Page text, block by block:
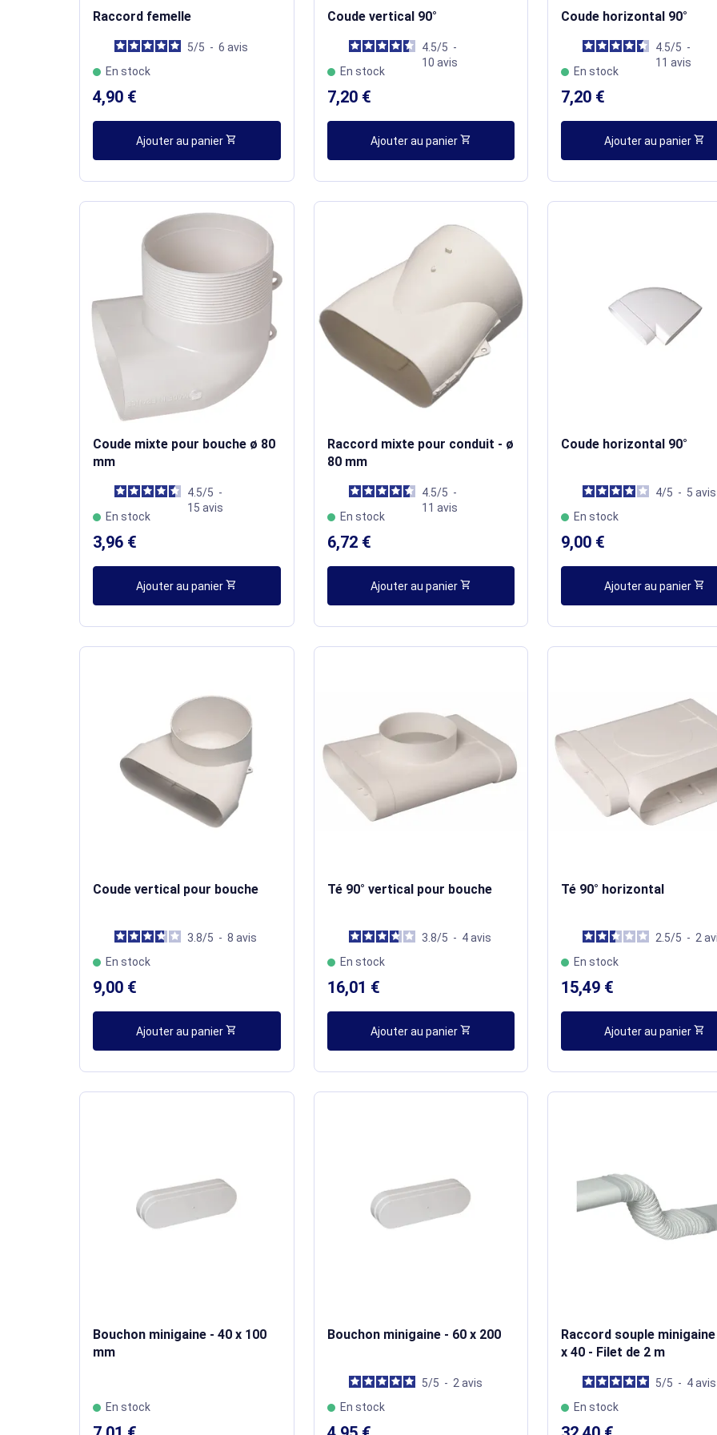
Raccord femelle
5/5 - 6avis
En stock
4,90 €
Ajouter au panier shopping_cart
Coude vertical 90°
4.5/5 -
10 avis
En stock
7,20 €
Ajouter au panier shopping_cart
Coude horizontal 90°
4.5/5 -
11avis
En stock
7,20 €
Ajouter au panier shopping_cart
Coude mixte pour bouche ø 80
mm
4.5/5 -
15avis
En stock
3,96 €
Ajouter au panier shopping_cart
Raccord mixte pour conduit - ø
80 mm
4.5/5 -
11 avis
En stock
6,72 €
Ajouter au panier shopping_cart
Coude horizontal 90°
4/5 - 5avis
En stock
9,00 €
Ajouter au panier shopping_cart
Coude vertical pour bouche
3.8/5 - 8avis
En stock
9,00 €
Ajouter au panier shopping_cart
Té 90° vertical pour bouche
3.8/5 - 4avis
En stock
16,01 €
Ajouter au panier shopping_cart
Té 90° horizontal
2.5/5 - 2
En stock
15,49 €
Ajouter au panier shopping_cart
Bouchon minigaine - 40 x 100
mm
En stock
Bouchon minigaine - 60 x 200
5/5 - 2avis
En stock
Raccord souple
x 40 - Filet de 2 m
5/5 - 4avis
En stock